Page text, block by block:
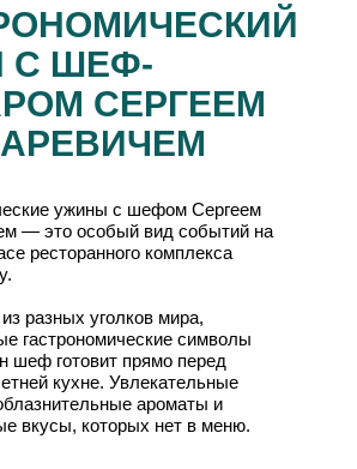
С ШЕФ-
СЕРГЕЕМ
ужины с шефом Сергеем
— это особый вид событий на
ресторанного комплекса
разных уголков мира,
гастрономические символы
шеф готовит прямо перед
кухне. Увлекательные
ароматы и
вкусы, которых нет в меню.